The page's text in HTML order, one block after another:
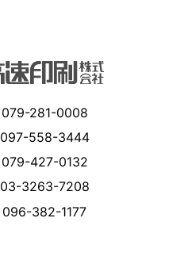
079-281-0008
097-558-3444
079-427-0132
03-3263-7208
096-382-1177